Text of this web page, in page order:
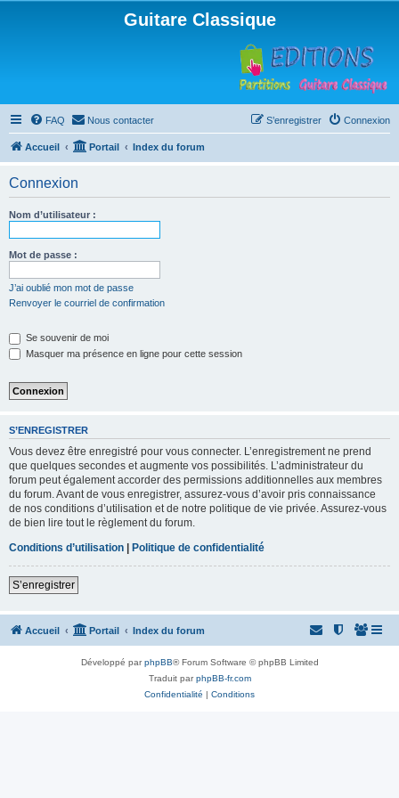
Guitare Classique
FAQ Nous contacter Connexion
S’enregistrer
Accueil Portail Index du forum
Connexion
Nom d’utilisateur :
Mot de passe :
J’ai oublié mon mot de passe
Renvoyer le courriel de confirmation
Se souvenir de moi
Masquer ma présence en ligne pour cette session
S’ENREGISTRER
Vous devez être enregistré pour vous connecter. L’enregistrement ne prend
que quelques secondes et augmente vos possibilités. L’administrateur du
forum peut également accorder des permissions additionnelles aux membres
du forum. Avant de vous enregistrer, assurez-vous d’avoir pris connaissance
de nos conditions d’utilisation et de notre politique de vie privée. Assurez-vous
de bien lire tout le règlement du forum.
Conditions d’utilisation | Politique de confidentialité
S’enregistrer
Accueil Portail Index du forum
Développé parphpBB® Forum Software © phpBB Limited
Traduit parphpBB-fr.com
Confidentialité | Conditions